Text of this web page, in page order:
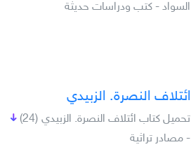
السواد - كتب ودراسات حديثة
ائتلاف النصرة. الزبيدي
(24) تحميل كتاب ائتلاف النصرة. الزبيدي
- مصادر تراثية